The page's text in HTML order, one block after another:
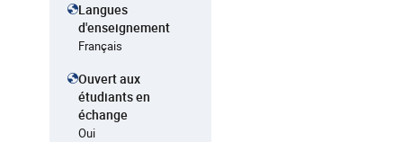
Langues
d'enseignement
Français
Ouvert aux
étudiants en
échange
Oui